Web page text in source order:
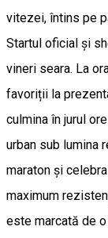
vitezei, întins pe
Startul oficial și
vineri seara. La
favoriții la
culmina în jurul
urban sub lumina
maraton și
maximum
este marcată de